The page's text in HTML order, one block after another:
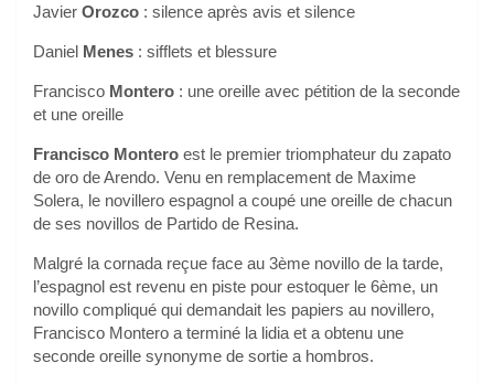
Javier Orozco : silence après avis et silence
Daniel Menes : sifflets et blessure
Francisco Montero : une oreille avec pétition de la seconde
et une oreille
Francisco Montero est le premier triomphateur du zapato
de oro de Arendo. Venu en remplacement de Maxime
Solera, le novillero espagnol a coupé une oreille de chacun
de ses novillos de Partido de Resina.
Malgré la cornada reçue face au 3ème novillo de la tarde,
l’espagnol est revenu en piste pour estoquer le 6ème, un
novillo compliqué qui demandait les papiers au novillero,
Francisco Montero a terminé la lidia et a obtenu une
seconde oreille synonyme de sortie a hombros.